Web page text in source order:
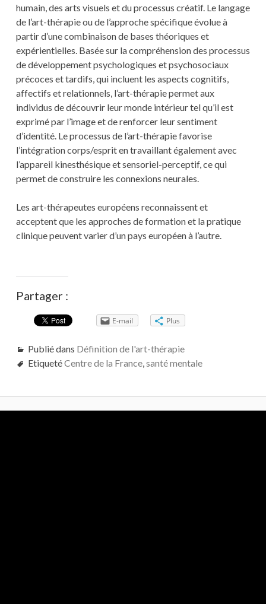
humain, des arts visuels et du processus créatif. Le langage
de l’art-thérapie ou de l’approche spécifique évolue à
partir d’une combinaison de bases théoriques et
expérientielles. Basée sur la compréhension des processus
de développement psychologiques et psychosociaux
précoces et tardifs, qui incluent les aspects cognitifs,
affectifs et relationnels, l’art-thérapie permet aux
individus de découvrir leur monde intérieur tel qu’il est
exprimé par l’image et de renforcer leur sentiment
d’identité. Le processus de l’art-thérapie favorise
l’intégration corps/esprit en travaillant également avec
l’appareil kinesthésique et sensoriel-perceptif, ce qui
permet de construire les connexions neurales.
Les art-thérapeutes européens reconnaissent et
acceptent que les approches de formation et la pratique
clinique peuvent varier d’un pays européen à l’autre.
Partager :
E-mail Plus
Publié dans Définition de l'art-thérapie
EtiquetéCentre de la France, santé mentale